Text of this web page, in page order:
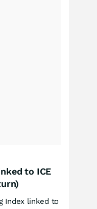
to ICE
Index linked to